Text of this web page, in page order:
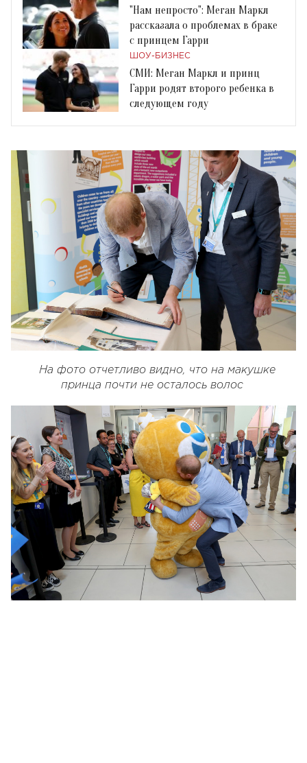
"Нам непросто": Меган Маркл
рассказала о проблемах в браке
с принцем Гарри
ШОУ-БИЗНЕС
СМИ: Меган Маркл и принц
Гарри родят второго ребенка в
следующем году
На фото отчетливо видно, что на макушке
принца почти не осталось волос